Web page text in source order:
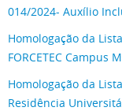
014/2024- Auxílio
Homologação da
FORCETEC Campus
Homologação da
Residência